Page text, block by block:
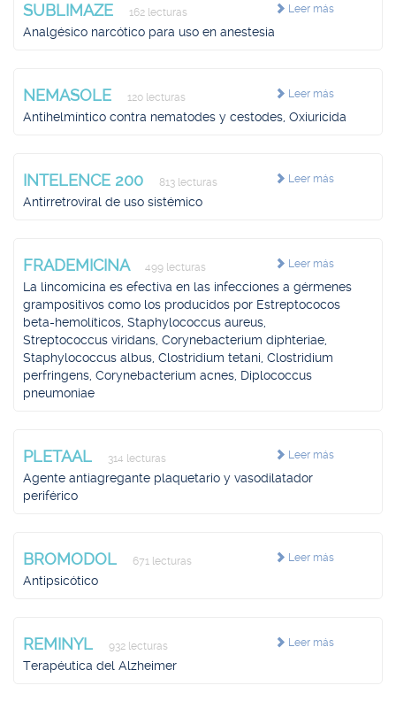
Leer más
SUBLIMAZE 162 lecturas
Analgésico narcótico para uso en anestesia
Leer más
NEMASOLE 120 lecturas
Antihelmíntico contra nematodes y cestodes, Oxiuricida
Leer más
INTELENCE 200 813 lecturas
Antirretroviral de uso sistémico
Leer más
FRADEMICINA 499 lecturas
La lincomicina es efectiva en las infecciones a gérmenes
grampositivos como los producidos por Estreptococos
beta-hemolíticos, Staphylococcus aureus,
Streptococcus viridans, Corynebacterium diphteriae,
Staphylococcus albus, Clostridium tetani, Clostridium
perfringens, Corynebacterium acnes, Diplococcus
pneumoniae
Leer más
PLETAAL 314 lecturas
Agente antiagregante plaquetario y vasodilatador
periférico
Leer más
BROMODOL 671 lecturas
Antipsicótico
Leer más
REMINYL 932 lecturas
Terapéutica del Alzheimer